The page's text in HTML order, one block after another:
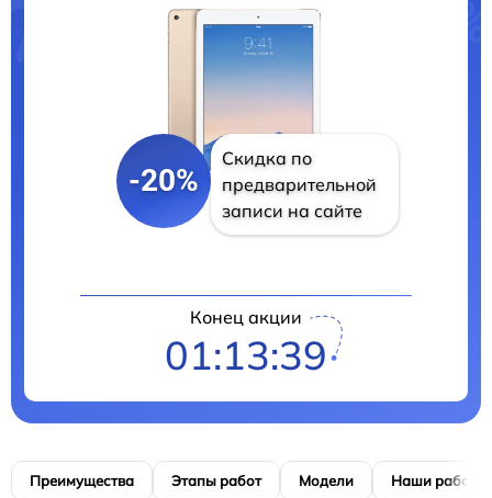
-20%
Скидка по
предварительной
записи на сайте
Конец акции
01:13:39
Преимущества Этапы работ Модели Наши работы